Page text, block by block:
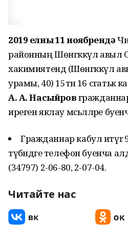
2019 елның 11 ноябрендә
районның Шөнгәккүл авыл
хакимиятендә (Шөнгәккүл
урамы, 40) 15тән 16 сәгатькә
А. А. Насыйров
иреген яклау мәсьәләләре
Гражданнар кабул итүгә
түбәндәге телефон буенча
(34797) 2-06-80, 2-07-04.
Читайте нас